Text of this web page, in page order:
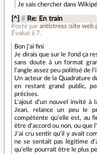
Je sais chercher dans
[^] # Re: En train
Posté parantistress (site web
Évalué à7.
Bon j'ai fini
Je dirais que sur le fond ça
sans doute à un format
l'angle assez peu politisé de
Un acteur de la Quadrature
en restant grand public,
précises.
L'ajout d'un nouvel invité à
Jean, relance un peu le
compétente qu'elle est, au
être d'accord ou non, ou que
J'ai cru sentir qu'il y avait
ne se sentait pas légitime
qu'elle pourrait être le plus